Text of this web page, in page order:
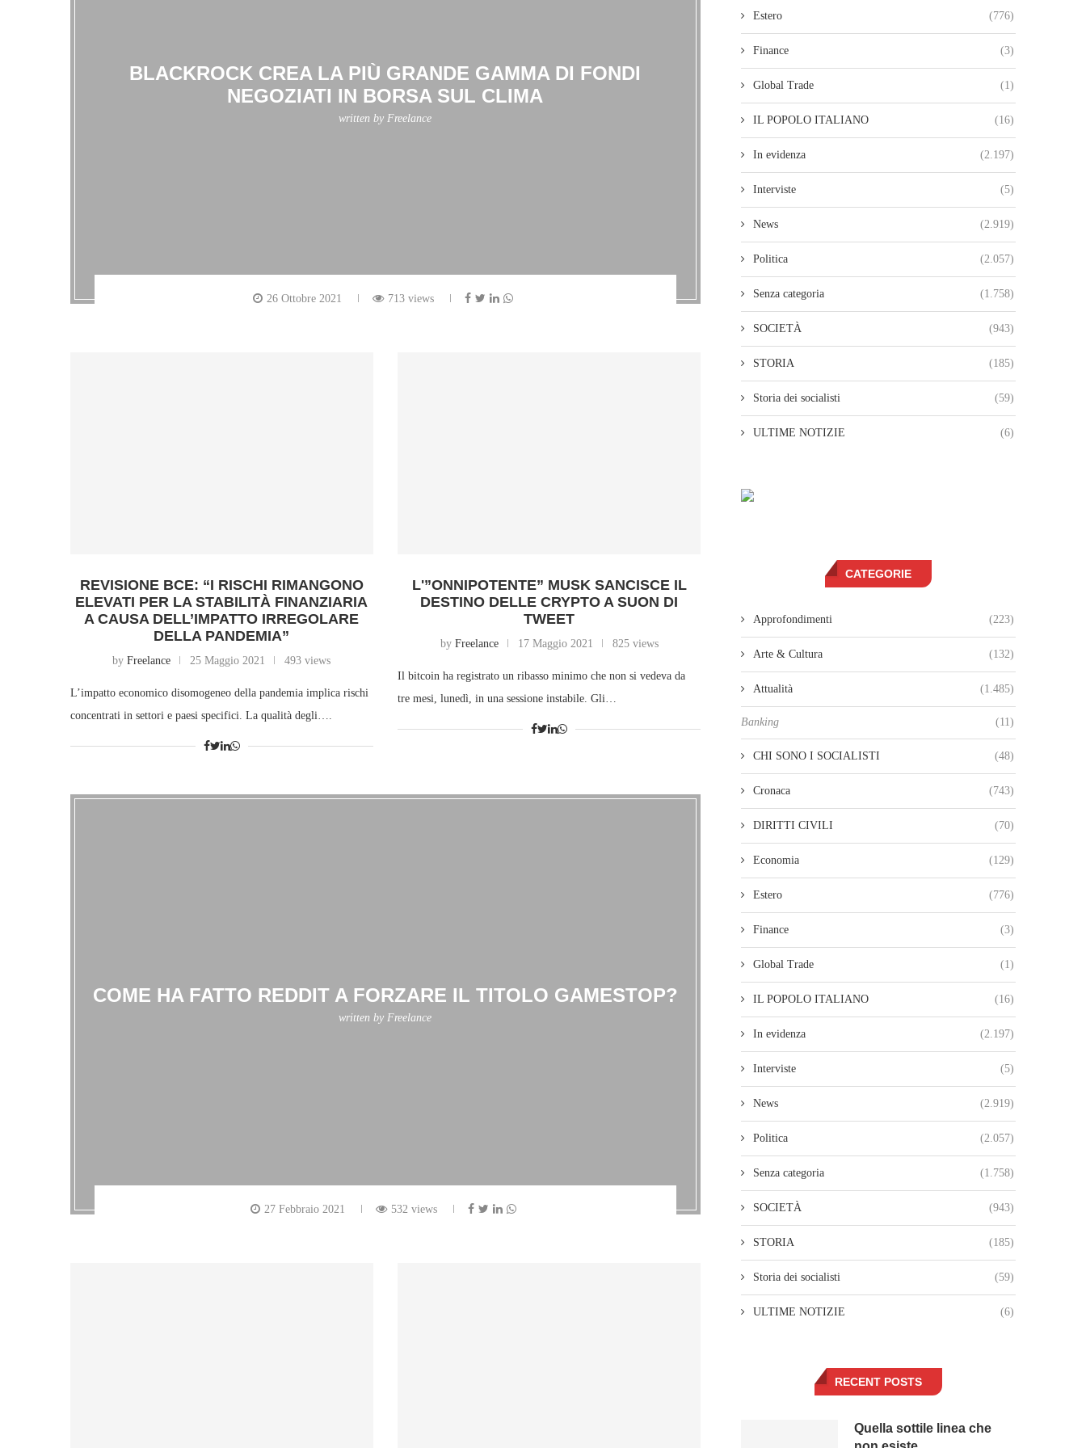
BLACKROCK CREA LA PIÙ GRANDE GAMMA DI FONDI
NEGOZIATI IN BORSA SUL CLIMA
written by Freelance
26 Ottobre 2021 713 views
REVISIONE BCE: “I RISCHI RIMANGONO
ELEVATI PER LA STABILITÀ FINANZIARIA
A CAUSA DELL’IMPATTO IRREGOLARE
DELLA PANDEMIA”
byFreelance 25 Maggio 2021 493 views
L’impatto economico disomogeneo della pandemia implica rischi
concentrati in settori e paesi specifici. La qualità degli….
L'”ONNIPOTENTE” MUSK SANCISCE IL
DESTINO DELLE CRYPTO A SUON DI
TWEET
by Freelance 17 Maggio 2021 825 views
Il bitcoin ha registrato un ribasso minimo che non si vedeva da
tre mesi, lunedì, in una sessione instabile. Gli…
COME HA FATTO REDDIT A FORZARE IL TITOLO GAMESTOP?
written by Freelance
27 Febbraio 2021 532 views
Estero (776)
Finance (3)
Global Trade (1)
IL POPOLO ITALIANO (16)
In evidenza (2.197)
Interviste (5)
News (2.919)
Politica (2.057)
Senza categoria (1.758)
SOCIETÀ (943)
STORIA (185)
Storia dei socialisti (59)
ULTIME NOTIZIE (6)
CATEGORIE
Approfondimenti (223)
Arte & Cultura (132)
Attualità (1.485)
Banking (11)
CHI SONO I SOCIALISTI (48)
Cronaca (743)
DIRITTI CIVILI (70)
Economia (129)
Estero (776)
Finance (3)
Global Trade (1)
IL POPOLO ITALIANO (16)
In evidenza (2.197)
Interviste (5)
News (2.919)
Politica (2.057)
Senza categoria (1.758)
SOCIETÀ (943)
STORIA (185)
Storia dei socialisti (59)
ULTIME NOTIZIE (6)
RECENT POSTS
Quella sottile linea che